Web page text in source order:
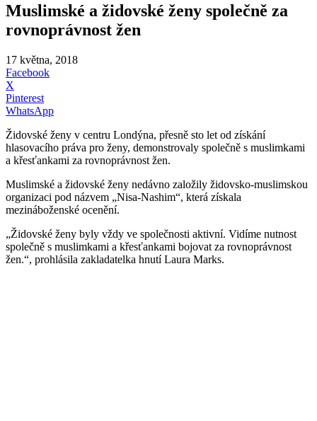
Muslimské a židovské ženy společně za
rovnoprávnost žen
17 května, 2018
Facebook
X
Pinterest
WhatsApp
Židovské ženy v centru Londýna, přesně sto let od získání
hlasovacího práva pro ženy, demonstrovaly společně s muslimkami
a křesťankami za rovnoprávnost žen.
Muslimské a židovské ženy nedávno založily židovsko-muslimskou
organizaci pod názvem „Nisa-Nashim“, která získala
mezináboženské ocenění.
„Židovské ženy byly vždy ve společnosti aktivní. Vidíme nutnost
společně s muslimkami a křesťankami bojovat za rovnoprávnost
žen.“, prohlásila zakladatelka hnutí Laura Marks.